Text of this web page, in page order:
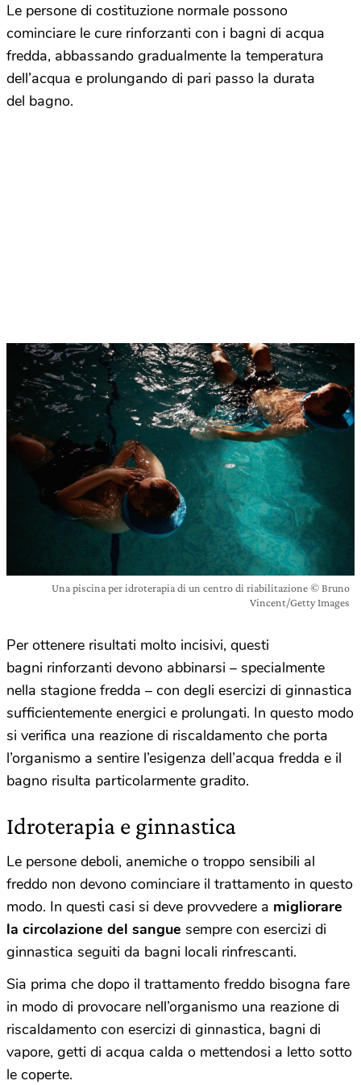
Le persone di costituzione normale possono
cominciare le cure rinforzanti con i bagni di acqua
fredda, abbassando gradualmente la temperatura
dell’acqua e prolungando di pari passo la durata
del bagno.
Una piscina per idroterapia di un centro di riabilitazione © Bruno
Vincent/Getty Images
Per ottenere risultati molto incisivi, questi
bagni rinforzanti devono abbinarsi – specialmente
nella stagione fredda – con degli esercizi di ginnastica
sufficientemente energici e prolungati. In questo modo
si verifica una reazione di riscaldamento che porta
l’organismo a sentire l’esigenza dell’acqua fredda e il
bagno risulta particolarmente gradito.
Idroterapia e ginnastica
Le persone deboli, anemiche o troppo sensibili al
freddo non devono cominciare il trattamento in questo
modo. In questi casi si deve provvedere a migliorare
la circolazione del sangue sempre con esercizi di
ginnastica seguiti da bagni locali rinfrescanti.
Sia prima che dopo il trattamento freddo bisogna fare
in modo di provocare nell’organismo una reazione di
riscaldamento con esercizi di ginnastica, bagni di
vapore, getti di acqua calda o mettendosi a letto sotto
le coperte.